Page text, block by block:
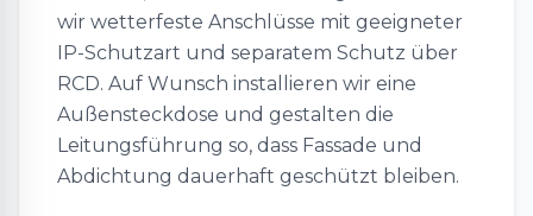
wir wetterfeste Anschlüsse mit geeigneter
IP-Schutzart und separatem Schutz über
RCD. Auf Wunsch installieren wir eine
Außensteckdose und gestalten die
Leitungsführung so, dass Fassade und
Abdichtung dauerhaft geschützt bleiben.